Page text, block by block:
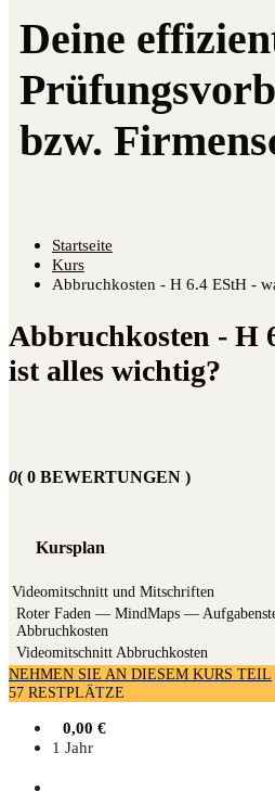
Startseite
Kurs
Abbruchkosten - H 6.4 EStH -
Abbruchkosten - H
ist alles wichtig?
0( 0 BEWERTUNGEN )
Kursplan
Videomitschnitt und Mitschriften
Roter Faden — Mind­Maps —
Abbruchkosten
Video­mit­schnitt Abbruchkosten
NEHMEN SIE AN DIESEM KURS TEIL
57 RESTPLÄTZE
0,00 €
1 Jahr